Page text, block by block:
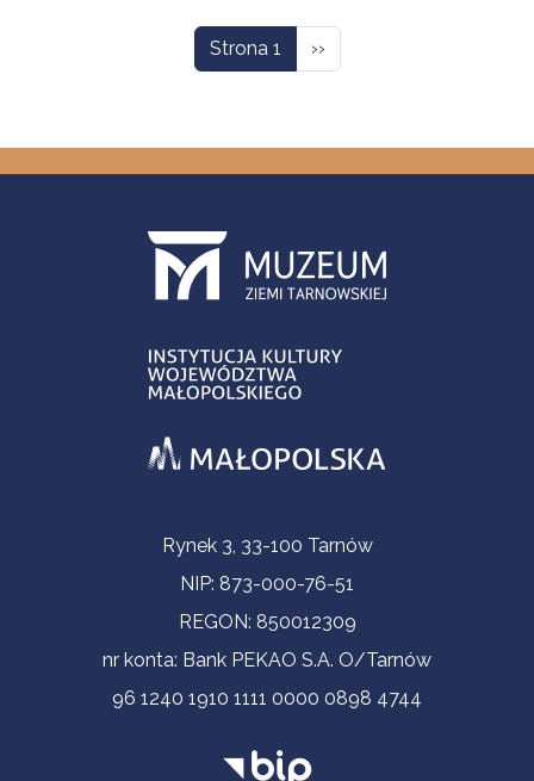
Strona 1 Następna strona
››
Informacje kontaktoweRynek 3, 33-100 Tarnów
NIP: 873-000-76-51
REGON: 850012309
nr konta: Bank PEKAO S.A. O/Tarnów
96 1240 1910 1111 0000 0898 4744